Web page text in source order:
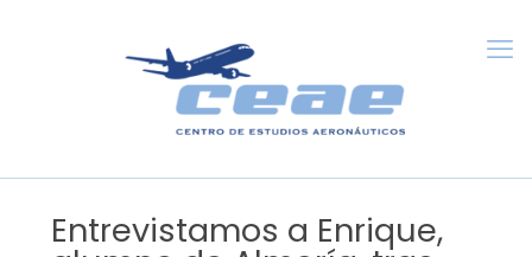
Entrevistamos a Enrique,